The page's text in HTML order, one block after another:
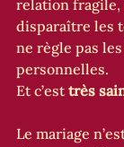
relation fragile,
disparaître les
ne règle pas
personnelles.
Et c’est très
Le mariage